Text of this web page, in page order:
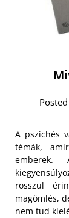
A pszichés
témák,
rosszul
magömlés,
nem tud